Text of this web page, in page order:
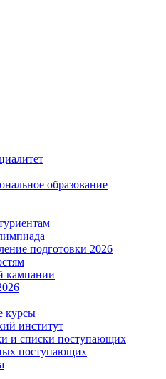
образование
подготовки 2026
кампании
курсы
институт
и списки поступающих
поступающих